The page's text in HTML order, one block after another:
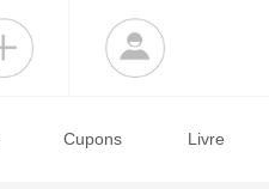
Cupons Livre